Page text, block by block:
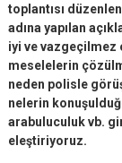
toplantısı
adına yapılan
iyi ve vazgeçilmez
meselelerin
neden polisle
nelerin
arabuluculuk vb.
eleştiriyoruz.